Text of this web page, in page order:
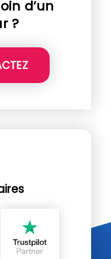
d’un
?